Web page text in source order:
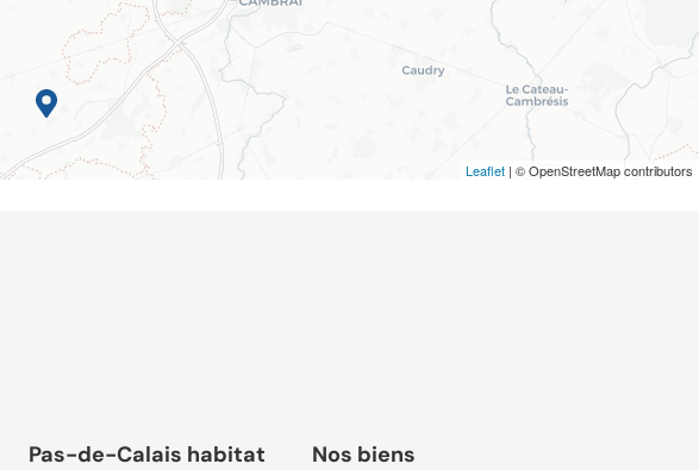
Leaflet | © OpenStreetMap contributors
Pas-de-Calais habitat Nos biens